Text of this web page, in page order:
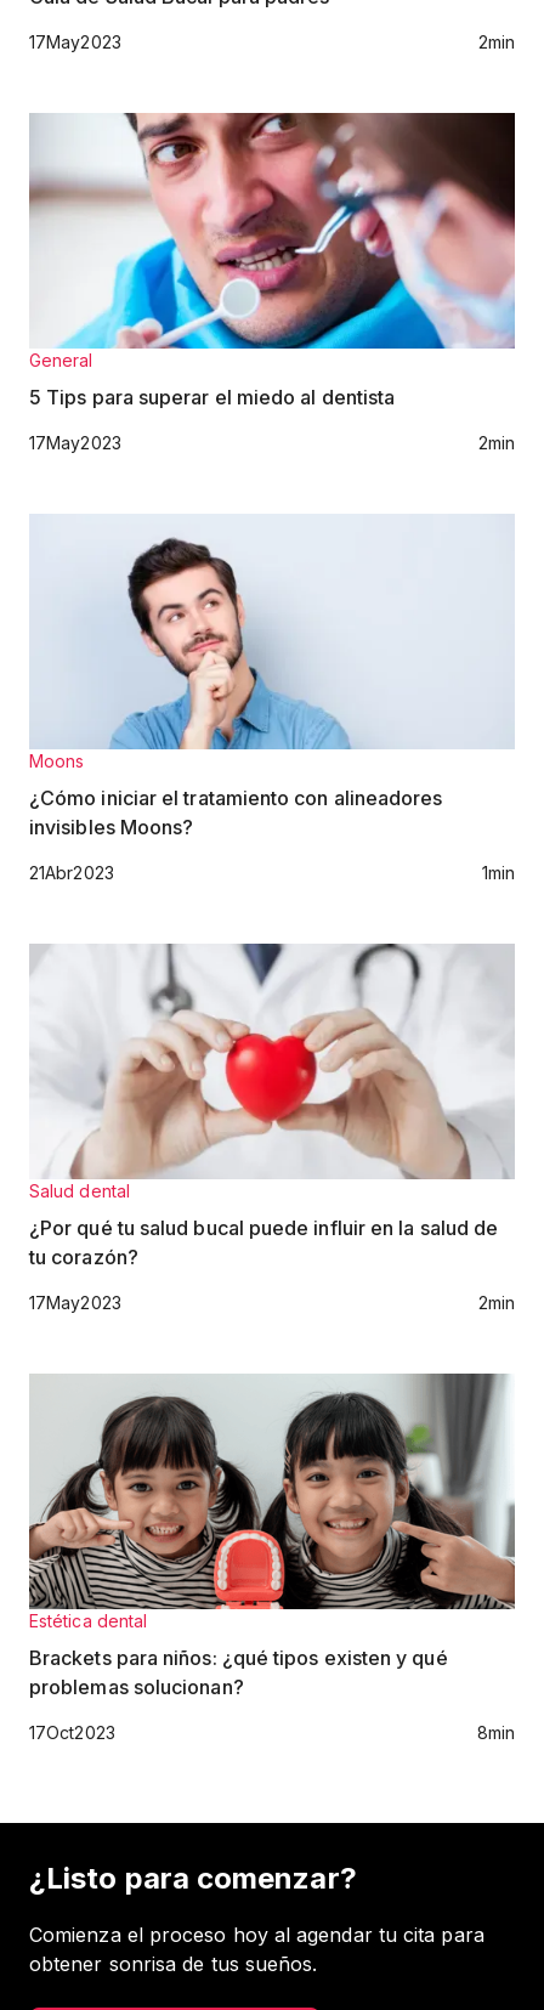
17May2023 2min
General
5 Tips para superar el miedo al dentista
17May2023 2min
Moons
¿Cómo iniciar el tratamiento con alineadores
invisibles Moons?
21Abr2023 1min
Salud dental
¿Por qué tu salud bucal puede influir en la salud de
tu corazón?
17May2023 2min
Estética dental
Brackets para niños: ¿qué tipos existen y qué
problemas solucionan?
17Oct2023 8min
¿Listo para comenzar?
Comienza el proceso hoy al agendar tu cita para
obtener sonrisa de tus sueños.